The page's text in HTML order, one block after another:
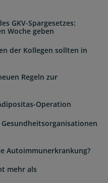
GKV-Spargesetzes:
Woche geben
der Kollegen sollten in
Regeln zur
Operation
Autoimmunerkrankung?
mehr als